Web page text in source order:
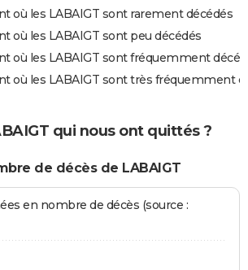
où les LABAIGT sont rarement décédés
où les LABAIGT sont peu décédés
où les LABAIGT sont fréquemment
où les LABAIGT sont très fréquemment
qui nous ont quittés ?
de décès de LABAIGT
en nombre de décès (source :